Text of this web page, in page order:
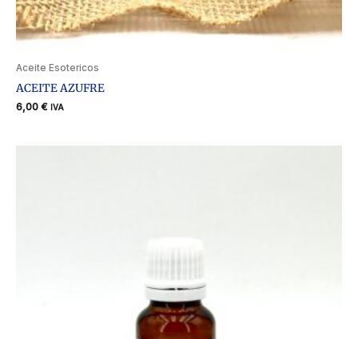
Aceite Esotericos
ACEITE AZUFRE
6,00 € IVA